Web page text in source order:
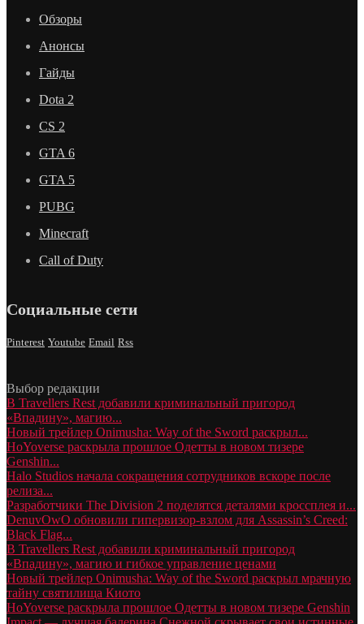
Обзоры
Анонсы
Гайды
Dota 2
CS 2
GTA 6
GTA 5
PUBG
Minecraft
Call of Duty
Социальные сети
Pinterest Youtube Email Rss
Выбор редакции
В Travellers Rest добавили криминальный пригород
«Впадину», магию...
Новый трейлер Onimusha: Way of the Sword раскрыл...
HoYoverse раскрыла прошлое Одетты в новом тизере
Genshin...
Halo Studios начала сокращения сотрудников вскоре после
релиза...
Разработчики The Division 2 поделятся деталями кроссплея и...
DenuvOwO обновили гипервизор-взлом для Assassin’s Creed:
Black Flag...
В Travellers Rest добавили криминальный пригород
«Впадину», магию и гибкое управление ценами
Новый трейлер Onimusha: Way of the Sword раскрыл мрачную
тайну святилища Киото
HoYoverse раскрыла прошлое Одетты в новом тизере Genshin